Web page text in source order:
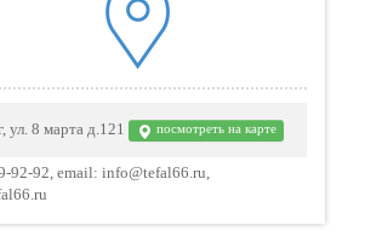
ул. 8 марта д.121 посмотреть на карте
92-92, email: info@tefal66.ru,